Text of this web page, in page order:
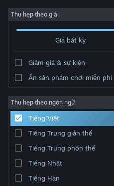
Đăng nhập
Cộng đồng
Thông tin
Hỗ trợ
Thay đổi ngôn ngữ
Cài ứng dụng Steam di động
Thu hẹp theo giá
Giá bất kỳ
Giảm giá & sự kiện
Ẩn sản phẩm chơi miễn phí
Thu hẹp theo ngôn ngữ
Tiếng Việt
Tiếng Trung giản thể
Tiếng Trung phồn thể
Tiếng Nhật
Tiếng Hàn
Nhà phát triển: Rezonator Analytics, Inc.
Xếp theo Độ liên quan